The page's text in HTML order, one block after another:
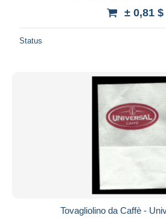
± 0,81 $
Status
Tovagliolino da Caffè -